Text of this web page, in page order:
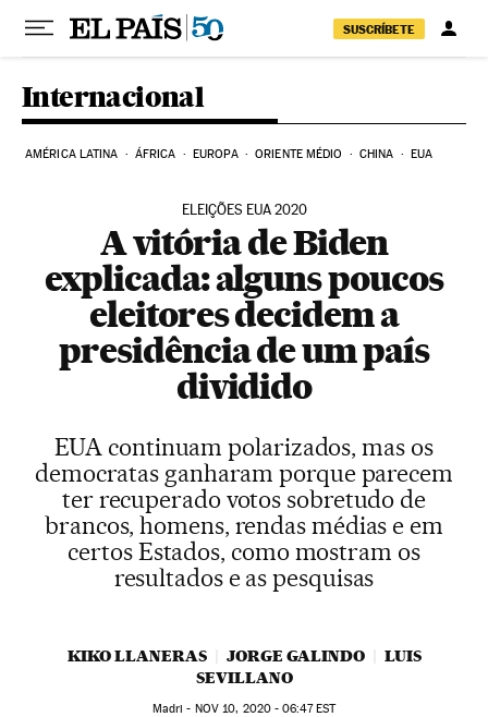
Pular para o conteúdo
SUSCRÍBETE
Internacional
AMÉRICA LATINA ÁFRICA EUROPA ORIENTE MÉDIO CHINA EUA
ELEIÇÕES EUA 2020
A vitória de Biden
explicada: alguns poucos
eleitores decidem a
presidência de um país
dividido
EUA continuam polarizados, mas os
democratas ganharam porque parecem
ter recuperado votos sobretudo de
brancos, homens, rendas médias e em
certos Estados, como mostram os
resultados e as pesquisas
KIKO LLANERAS JORGE GALINDO
LUIS
SEVILLANO
Madri - NOV 10, 2020 - 06:47EST